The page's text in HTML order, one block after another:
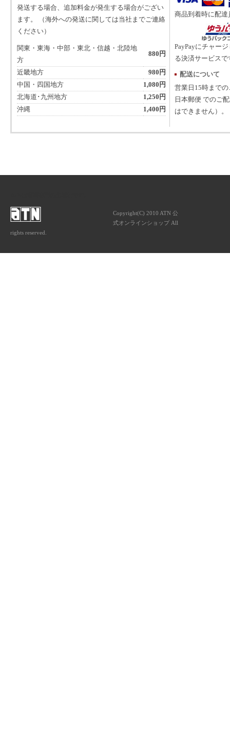
発送する場合、追加料金が発生する場合がござい
ます。 （海外への発送に関しては当社までご連絡
ください）
関東・東海・中部・東北・信越・北陸地
方
880円
近畿地方
980円
中国・四国地方
1,080円
北海道･九州地方
1,250円
沖縄
1,400円
商品到着時に配
PayPayにチャー
る決済サービスで
配送について
営業日15時まで
日本郵便 でのご
はできません）。
Copyright(C) 2010 ATN 公
式オンラインショップ All
rights reserved.